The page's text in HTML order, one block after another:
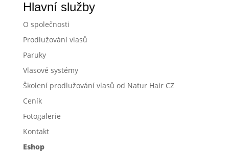
Hlavní služby
O společnosti
Prodlužování vlasů
Paruky
Vlasové systémy
Školení prodlužování vlasů od Natur Hair CZ
Ceník
Fotogalerie
Kontakt
Eshop